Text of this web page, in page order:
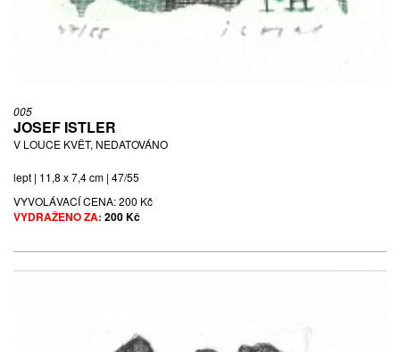
005
JOSEF ISTLER
V LOUCE KVĚT, NEDATOVÁNO
lept | 11,8 x 7,4 cm | 47/55
VYVOLÁVACÍ CENA:200 Kč
VYDRAŽENO ZA: 200 Kč